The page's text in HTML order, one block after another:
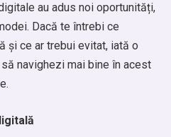
au adus noi oportunități,
Dacă te întrebi ce
și ce ar trebui evitat, iată o
navighezi mai bine în acest